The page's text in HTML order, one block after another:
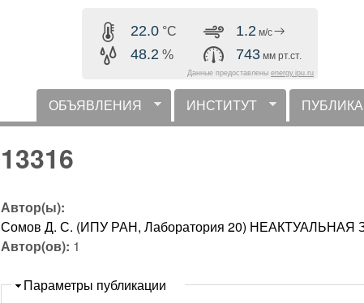
содержанию
22.0 °C
48.2 %
1.2 м/с
743 мм рт.ст.
Данные предоставлены energy.ipu.ru
горизонтальное меню
ОБЪЯВЛЕНИЯ ИНСТИТУТ
13316
Автор(ы):
Сомов Д. С. (ИПУ РАН, Лаборатория 20)
Автор(ов): 1
Скрыть
Параметры публикации